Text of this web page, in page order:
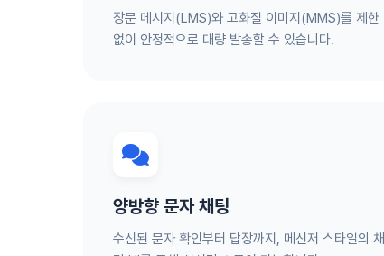
장문 메시지(LMS)와 고화질 이미지(MMS)를 제한
없이 안정적으로 대량 발송할 수 있습니다.
양방향 문자 채팅
수신된 문자 확인부터 답장까지, 메신저 스타일의 채